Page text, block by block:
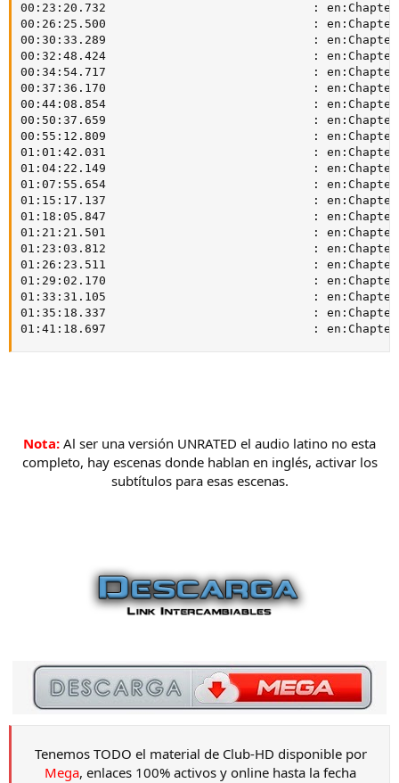
00:23:20.732                             : en:Chapter
00:26:25.500                             : en:Chapter
00:30:33.289                             : en:Chapter
00:32:48.424                             : en:Chapter
00:34:54.717                             : en:Chapter
00:37:36.170                             : en:Chapter
00:44:08.854                             : en:Chapter
00:50:37.659                             : en:Chapter
00:55:12.809                             : en:Chapter
01:01:42.031                             : en:Chapter
01:04:22.149                             : en:Chapter
01:07:55.654                             : en:Chapter
01:15:17.137                             : en:Chapter
01:18:05.847                             : en:Chapter
01:21:21.501                             : en:Chapter
01:23:03.812                             : en:Chapter
01:26:23.511                             : en:Chapter
01:29:02.170                             : en:Chapter
01:33:31.105                             : en:Chapter
01:35:18.337                             : en:Chapter
01:41:18.697                             : en:Chapter
Nota: Al ser una versión UNRATED el audio latino no esta
completo, hay escenas donde hablan en inglés, activar los
subtítulos para esas escenas.
Tenemos TODO el material de Club-HD disponible por
Mega, enlaces 100% activos y online hasta la fecha